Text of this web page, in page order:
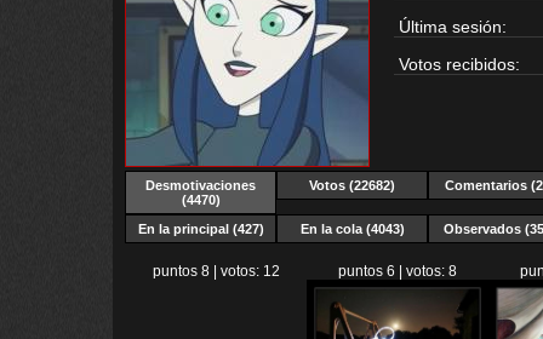
Última sesión:
Votos recibidos:
Desmotivaciones
(4470)
Votos (22682) Comentarios
En la principal (427) En la cola (4043) Observados
puntos 8 | votos: 12 puntos 6 | votos: 8